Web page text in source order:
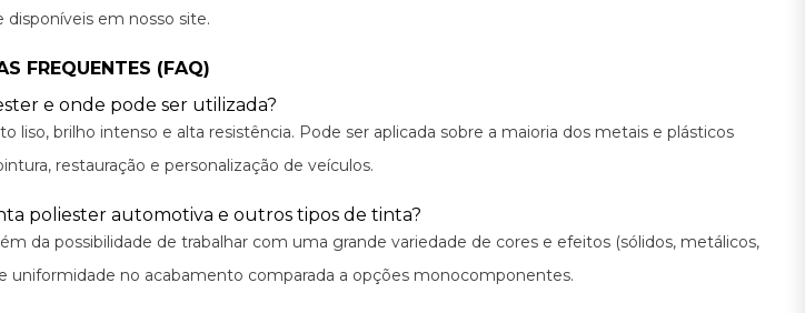
em nosso site.
FREQUENTES (FAQ)
e onde pode ser utilizada?
brilho intenso e alta resistência. Pode ser aplicada sobre a maioria dos metais e plásticos
restauração e personalização de veículos.
poliester automotiva e outros tipos de tinta?
da possibilidade de trabalhar com uma grande variedade de cores e efeitos (sólidos, metálicos,
uniformidade no acabamento comparada a opções monocomponentes.